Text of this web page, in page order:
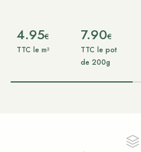
4.95€
TTC le m²
7.90€
TTC le pot
de 200g